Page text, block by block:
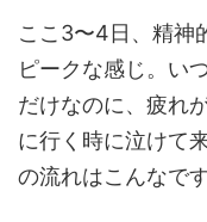
ここ3〜4日、精神
ピークな感じ。い
だけなのに、疲れ
に行く時に泣けて
の流れはこんなです